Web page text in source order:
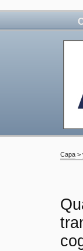
Capa >